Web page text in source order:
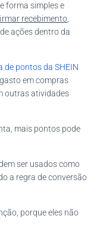
forma simples e
recebimento
ações dentro da
de pontos da SHEIN
em compras
outras atividades
mais pontos pode
ser usados como
a regra de conversão
porque eles não